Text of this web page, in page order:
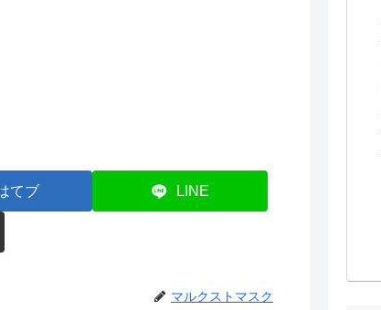
てブ LINE
マルクストマスク